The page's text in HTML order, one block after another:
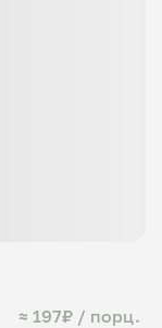
≈ 197₽ / порц.